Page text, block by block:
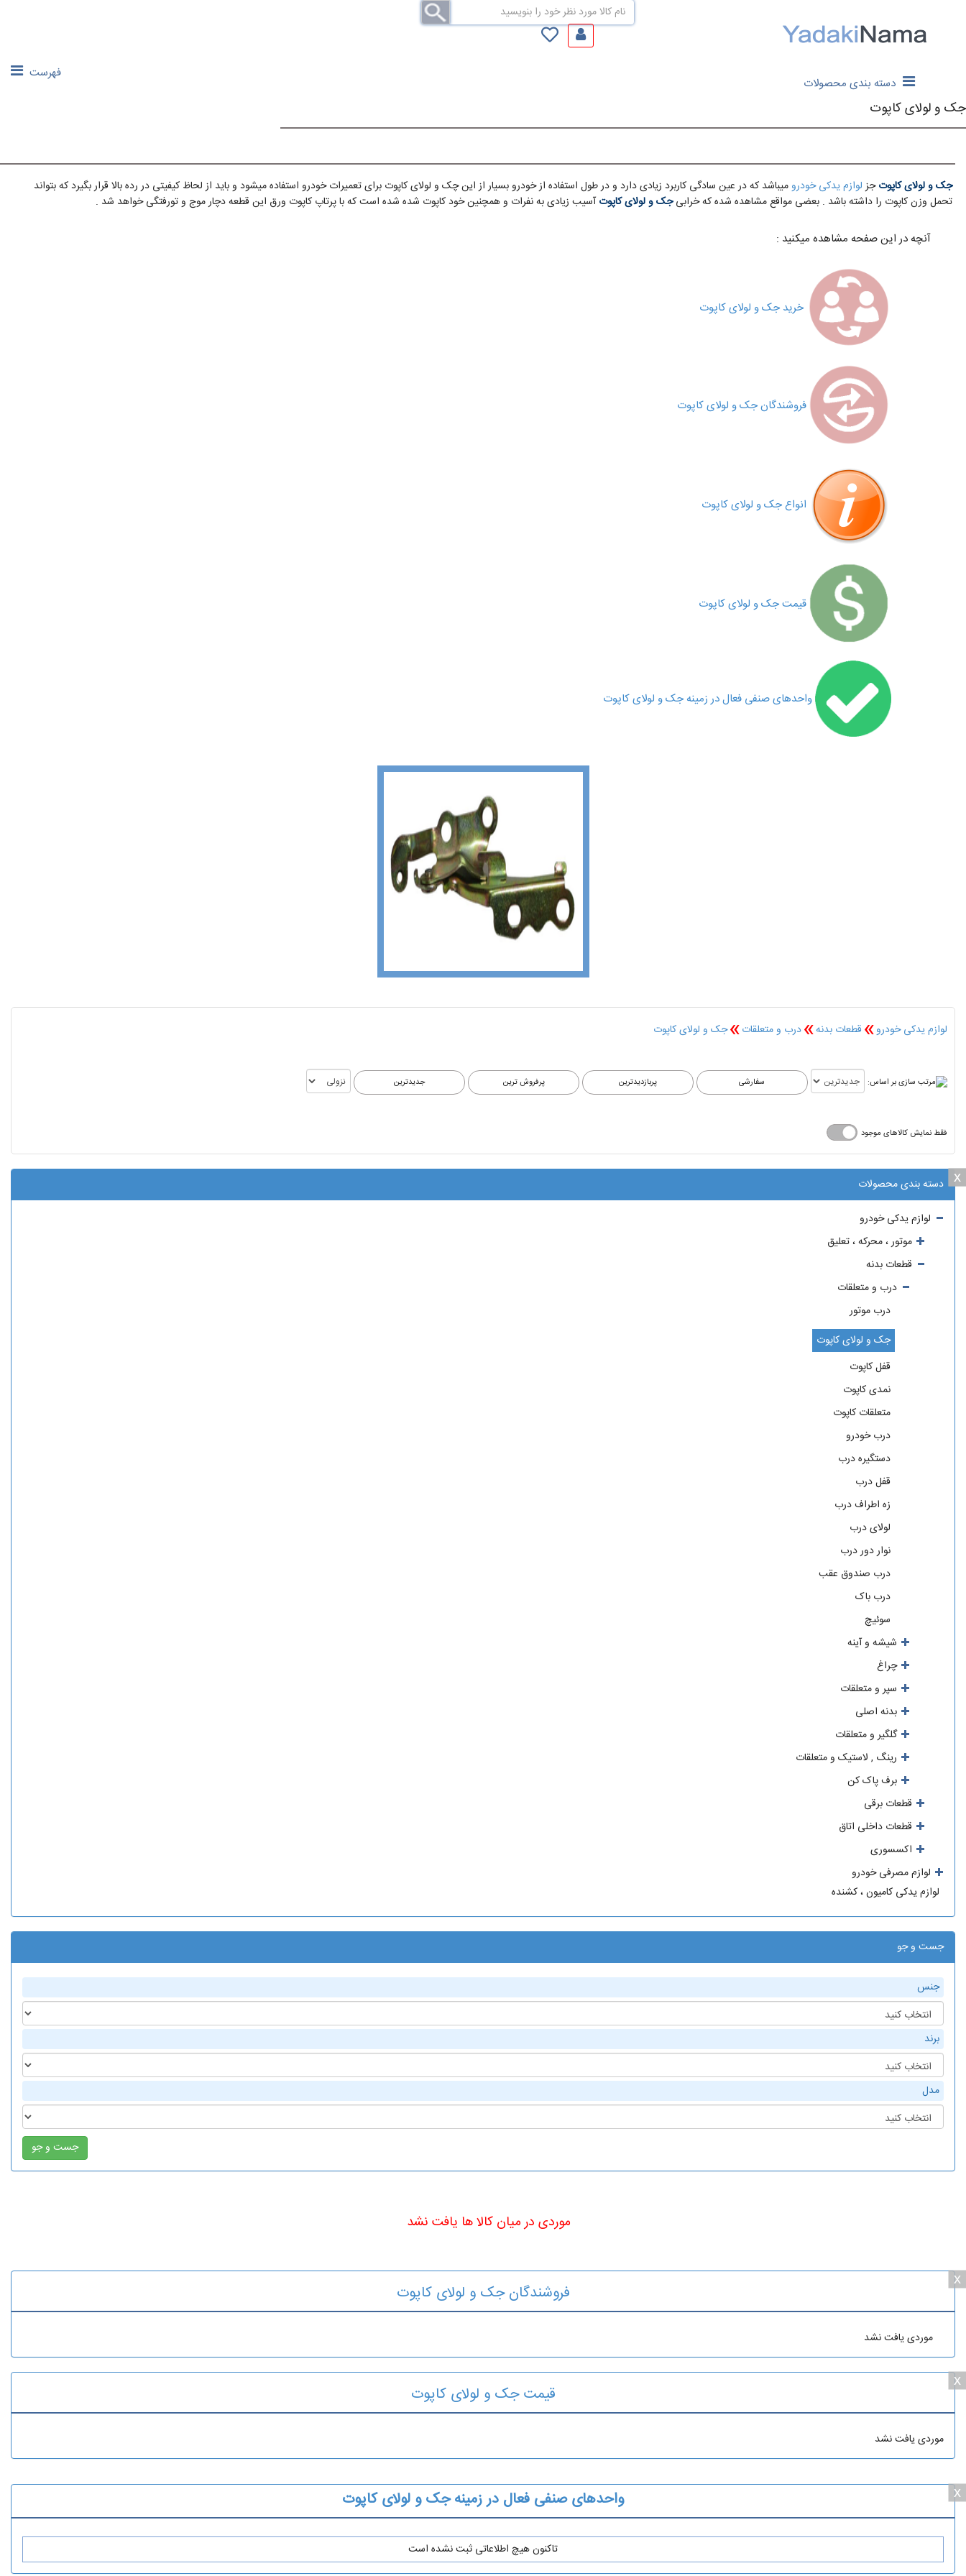
دسته بندی محصولات
فهرست
جک و لولای کاپوت
جک و لولای کاپوتجز لوازم یدکی خودرو میباشد که در عین سادگی کاربرد زیادی دارد و در طول استفاده از خودرو بسیار از این چک و لولای کاپوت برای تعمیرات خودرو استفاده میشود و باید از لحاظ کیفیتی در رده بالا قرار بگیرد که بتواند
تحمل وزن کاپوت را داشته باشد . بعضی مواقع مشاهده شده که خرابیجک و لولای کاپوتآسیب زیادی به نفرات و همچنین خود کاپوت شده شده است که با پرتاپ کاپوت ورق این قطعه دچار موج و تورفتگی خواهد شد .
آنچه در این صفحه مشاهده میکنید :
خرید جک و لولای کاپوت
فروشندگان جک و لولای کاپوت
انواع جک و لولای کاپوت
قیمت جک و لولای کاپوت
واحدهای صنفی فعال در زمینه جک و لولای کاپوت
لوازم یدکی خودرو» قطعات بدنه»درب و متعلقات»جک و لولای کاپوت
مرتب سازی بر اساس:
فقط نمایش کالاهای موجود
x
دسته بندی محصولات
لوازم یدکی خودرو
موتور ، محرکه ، تعلیق
قطعات بدنه
درب و متعلقات
درب موتور
جک و لولای کاپوت
قفل کاپوت
نمدی کاپوت
متعلقات کاپوت
درب خودرو
دستگیره درب
قفل درب
زه اطراف درب
لولای درب
نوار دور درب
درب صندوق عقب
درب باک
سوئیچ
شیشه و آینه
چراغ
سپر و متعلقات
بدنه اصلی
گلگیر و متعلقات
رینگ , لاستیک و متعلقات
برف پاک کن
قطعات برقی
قطعات داخلی اتاق
اکسسوری
لوازم مصرفی خودرو
لوازم یدکی کامیون ، کشنده
x
جست و جو
جنس
برند
مدل
موردی در میان کالا ها یافت نشد
x
فروشندگان جک و لولای کاپوت
موردی یافت نشد
x
قیمت جک و لولای کاپوت
موردی یافت نشد
x واحدهای صنفی فعال در زمینه جک و لولای کاپوت
تاکنون هیچ اطلاعاتی ثبت نشده است